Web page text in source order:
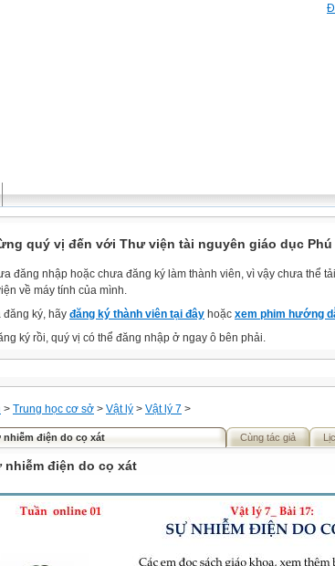
quý vị đến với Thư viện tài nguyên giáo dục Phú
đăng nhập hoặc chưa đăng ký làm thành viên, vì vậy chưa thể
về máy tính của mình.
đăng ký, hãy đăng ký thành viên tại đây hoặc xem phim hướng
ký rồi, quý vị có thể đăng nhập ở ngay ô bên phải.
> Trung học cơ sở > Vật lý > Vật lý 7 >
nhiễm điện do cọ xát Cùng tác giả
nhiễm điện do cọ xát